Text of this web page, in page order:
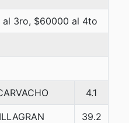
al 3ro, $60000 al 4to
4.1
39.2